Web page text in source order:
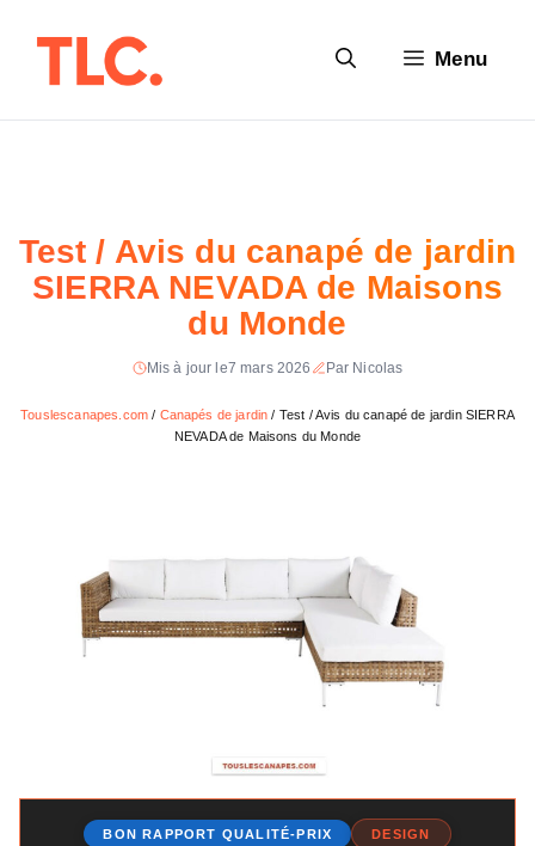
Menu
Test / Avis du canapé de jardin
SIERRA NEVADA de Maisons
du Monde
Mis à jour le7 mars 2026 Par Nicolas
Touslescanapes.com / Canapés de jardin / Test / Avis du canapé de jardin SIERRA
NEVADA de Maisons du Monde
BON RAPPORT QUALITÉ-PRIX DESIGN